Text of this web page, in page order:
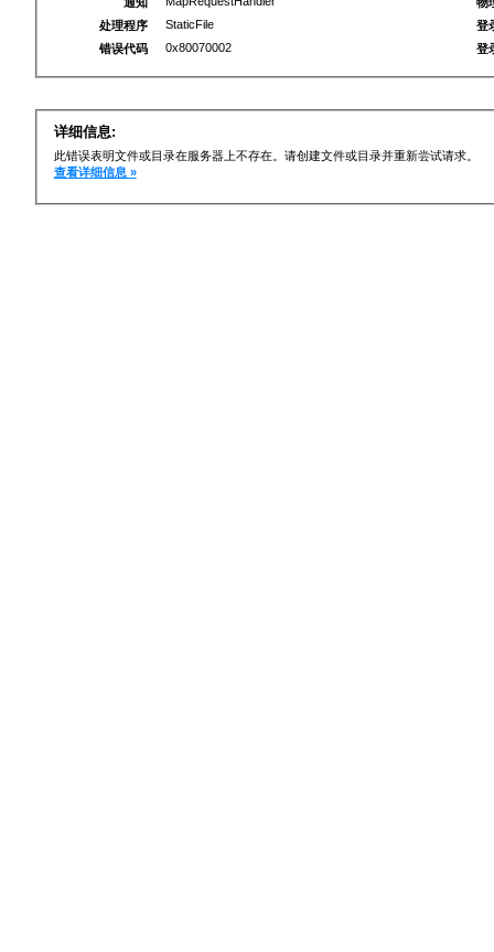
处理程序
StaticFile
错误代码
0x80070002
登
登
详细信息:
此错误表明文件或目录在服务器上不存在。请创建文件或目录并重新尝试请求。
查看详细信息 »